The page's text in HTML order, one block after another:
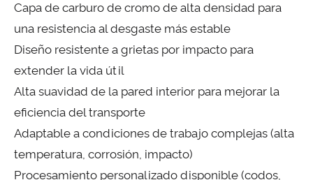
Capa de carburo de cromo de alta densidad para
una resistencia al desgaste más estable
Diseño resistente a grietas por impacto para
extender la vida útil
Alta suavidad de la pared interior para mejorar la
eficiencia del transporte
Adaptable a condiciones de trabajo complejas (alta
temperatura, corrosión, impacto)
Procesamiento personalizado disponible (codos,